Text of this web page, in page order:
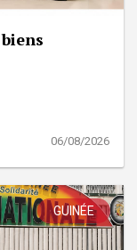
06/08/2026
GUINÉE